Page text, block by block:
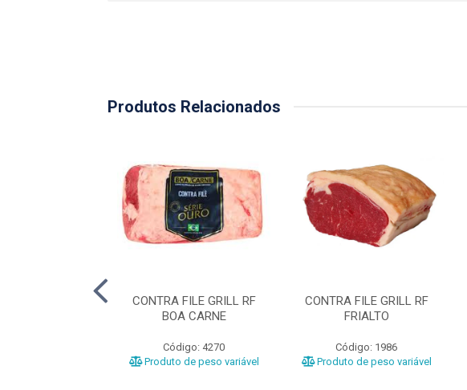
Produtos Relacionados
CONTRA FILE GRILL RF
BOA CARNE
Código: 4270
Produto de peso variável
CONTRA FILE GRILL RF
FRIALTO
Código: 1986
Produto de peso variável